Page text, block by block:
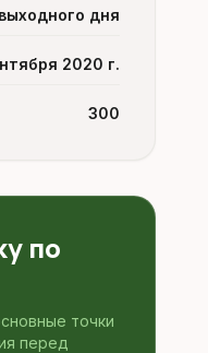
дня
2020 г.
300
по
точки
перед